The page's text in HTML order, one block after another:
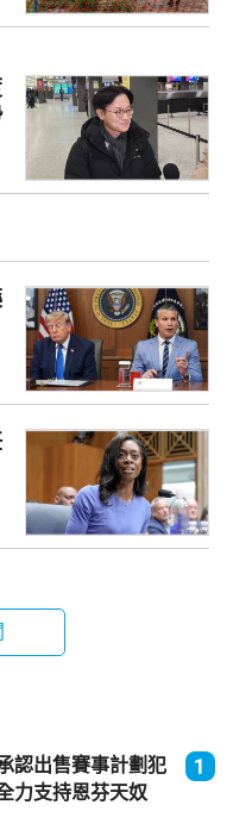
認出售賽事計劃犯
力支持恩芬天奴
1